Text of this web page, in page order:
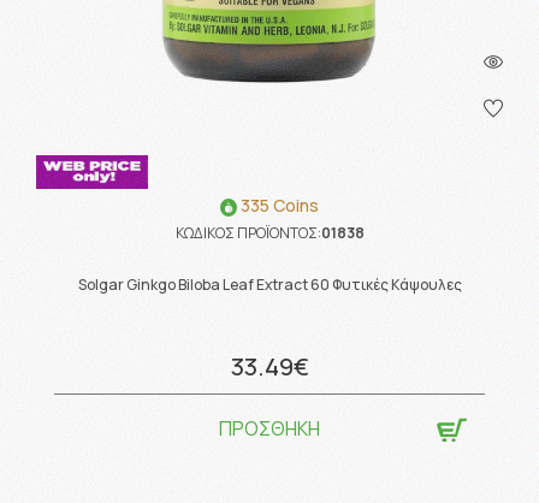
335 Coins
ΚΩΔΙΚΟΣ ΠΡΟΪΟΝΤΟΣ:01838
Solgar Ginkgo Biloba Leaf Extract 60 Φυτικές Κάψουλες
33.49€
ΠΡΟΣΘΗΚΗ